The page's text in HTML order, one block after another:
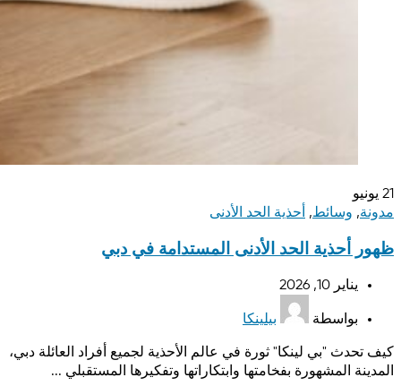
21 يونيو
مدونة, وسائط, أحذية الحد الأدنى
ظهور أحذية الحد الأدنى المستدامة في دبي
يناير 10, 2026
بواسطة بيلينكا
كيف تحدث "بي لينكا" ثورة في عالم الأحذية لجميع أفراد العائلة دبي،
المدينة المشهورة بفخامتها وابتكاراتها وتفكيرها المستقبلي ...